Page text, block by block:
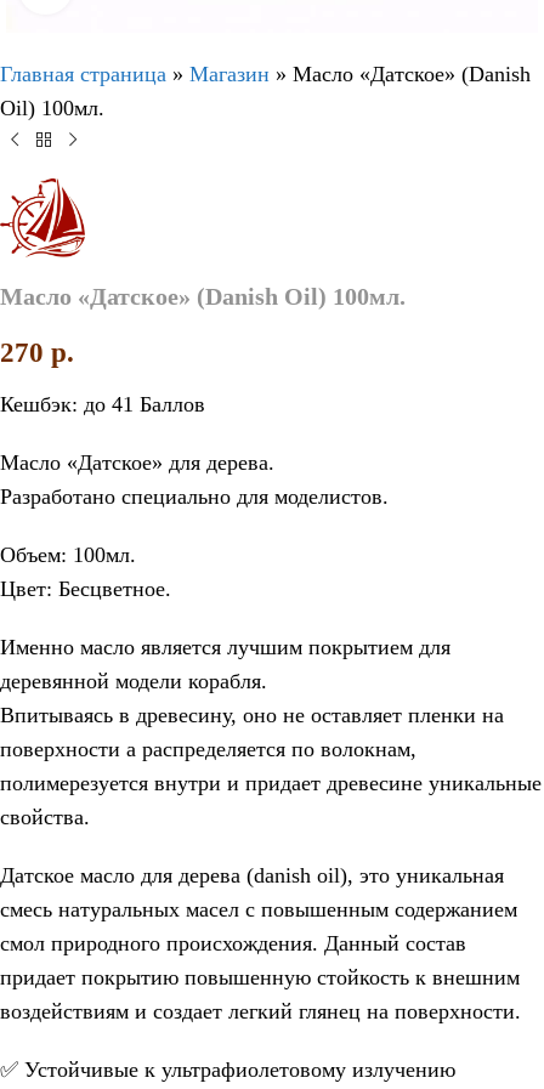
Главная страница » Магазин » Масло «Датское» (Danish
Oil) 100мл.
Масло «Датское» (Danish Oil) 100мл.
270 p.
Кешбэк: до 41 Баллов
Масло «Датское» для дерева.
Разработано специально для моделистов.
Объем: 100мл.
Цвет: Бесцветное.
Именно масло является лучшим покрытием для
деревянной модели корабля.
Впитываясь в древесину, оно не оставляет пленки на
поверхности а распределяется по волокнам,
полимерезуется внутри и придает древесине уникальные
свойства.
Датское масло для дерева (danish oil), это уникальная
смесь натуральных масел с повышенным содержанием
смол природного происхождения. Данный состав
придает покрытию повышенную стойкость к внешним
воздействиям и создает легкий глянец на поверхности.
✅ Устойчивые к ультрафиолетовому излучению